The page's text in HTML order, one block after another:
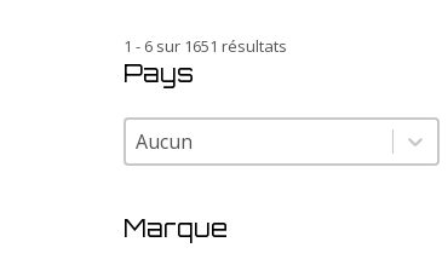
1 - 6 sur 1651 résultats
Pays
Pays
Pays
Marque